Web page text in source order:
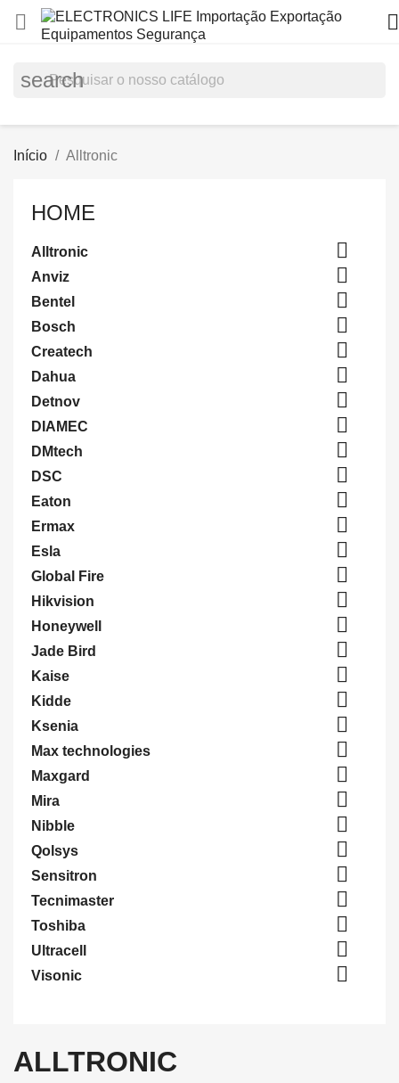
 
search
Início Alltronic
HOME
Alltronic 
Anviz 
Bentel 
Bosch 
Createch 
Dahua 
Detnov 
DIAMEC 
DMtech 
DSC 
Eaton 
Ermax 
Esla 
Global Fire 
Hikvision 
Honeywell 
Jade Bird 
Kaise 
Kidde 
Ksenia 
Max technologies 
Maxgard 
Mira 
Nibble 
Qolsys 
Sensitron 
Tecnimaster 
Toshiba 
Ultracell 
Visonic 
ALLTRONIC